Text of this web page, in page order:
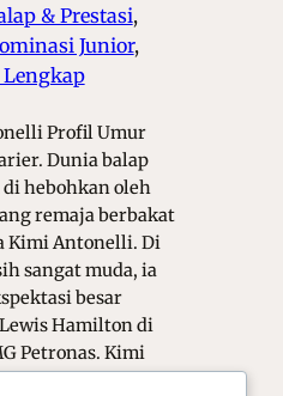
& Prestasi,
Junior ,
Profil Umur
Dunia balap
hebohkan oleh
remaja berbakat
Kimi Antonelli. Di
sangat muda, ia
besar
Hamilton di
Petronas. Kimi